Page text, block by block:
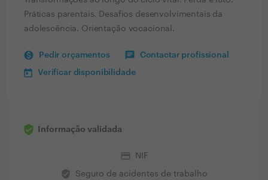
Práticas parentais. Desafios desenvolvimentais da
adolescência. Orientação vocacional.
Pedir orçamentos Contactar profissional
Verificar disponibilidade
Informação validada
credit_card NIF
verified_user Seguro de acidentes de trabalho